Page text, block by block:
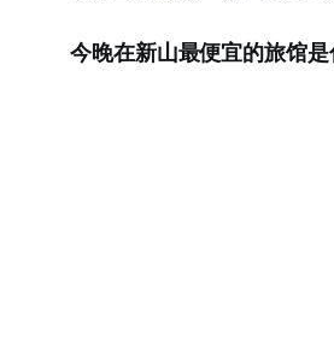
今晚在新山最便宜的旅馆是